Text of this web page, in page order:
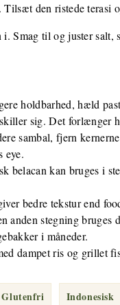
Tilsæt den ristede terasi
i. Smag til og juster
holdbarhed, hæld
sig. Det forlænger
sambal, fjern
eye.
belacan kan bruges i
bedre tekstur end
anden stegning bruges
i måneder.
dampet ris og grillet
Glutenfri Indonesisk